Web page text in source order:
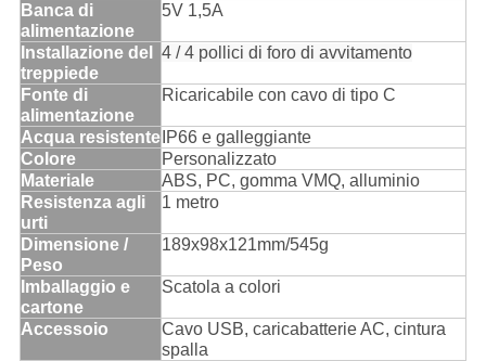
Banca di
alimentazione
5V 1,5A
Installazione del
treppiede
4 / 4 pollici di foro di avvitamento
Fonte di
alimentazione
Ricaricabile con cavo di tipo C
Acqua resistente IP66 e galleggiante
Colore
Personalizzato
Materiale
ABS, PC, gomma VMQ, alluminio
Resistenza agli
urti
1 metro
Dimensione /
Peso
189x98x121mm/545g
Imballaggio e
cartone
Scatola a colori
Accessoio
Cavo USB, caricabatterie AC, cintura
spalla